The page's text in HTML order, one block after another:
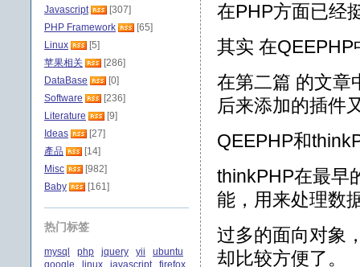
在PHP方面已经
其实 在
在第二篇 的文章
后来添加的插件
QEEPHP和
thinkPHP在最早
能，用来处理数
过多的面向对象
却比较方便了。
Javascript
[307]
PHP Framework
[65]
Linux
[5]
苹果相关
[286]
DataBase
[0]
Software
[236]
Literature
[9]
Ideas
[27]
產品
[14]
Misc
[982]
Baby
[161]
热门标签
mysql php jquery yii
ubuntu
google
linux javascript
firefox